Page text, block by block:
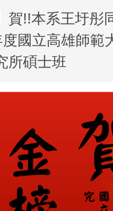
賀!!本系王圩彤
國立高雄師範
所碩士班